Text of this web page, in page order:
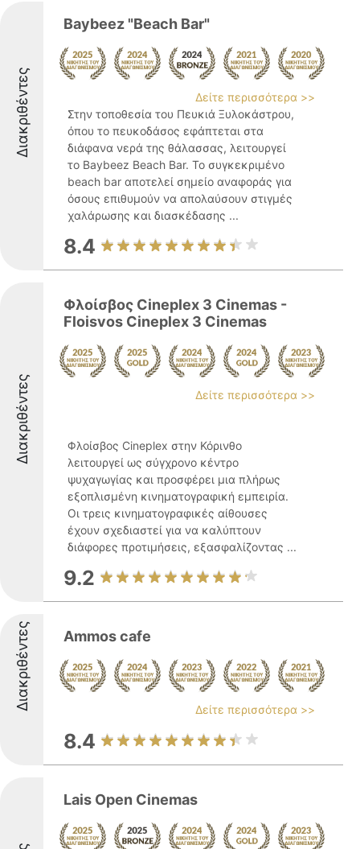
Διακριθέντες
Baybeez "Beach Bar"
Δείτε περισσότερα >>
Στην τοποθεσία του Πευκιά Ξυλοκάστρου,
όπου το πευκοδάσος εφάπτεται στα
διάφανα νερά της θάλασσας, λειτουργεί
το Baybeez Beach Bar. Το συγκεκριμένο
beach bar αποτελεί σημείο αναφοράς για
όσους επιθυμούν να απολαύσουν στιγμές
χαλάρωσης και διασκέδασης ...
8.4
Διακριθέντες
Φλοίσβος Cineplex 3 Cinemas -
Floisvos Cineplex 3 Cinemas
Δείτε περισσότερα >>
Φλοίσβος Cineplex στην Κόρινθο
λειτουργεί ως σύγχρονο κέντρο
ψυχαγωγίας και προσφέρει μια πλήρως
εξοπλισμένη κινηματογραφική εμπειρία.
Οι τρεις κινηματογραφικές αίθουσες
έχουν σχεδιαστεί για να καλύπτουν
διάφορες προτιμήσεις, εξασφαλίζοντας ...
9.2
Διακριθέντες Ammos cafe
Δείτε περισσότερα >>
8.4
Lais Open Cinemas